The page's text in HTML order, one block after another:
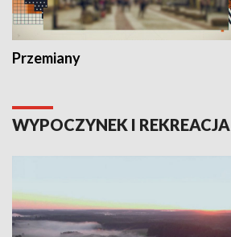
Przemiany
WYPOCZYNEK I REKREACJA